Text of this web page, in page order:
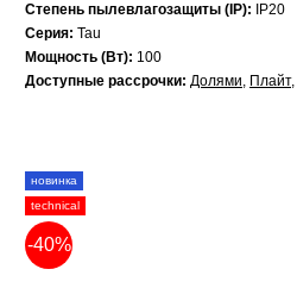
Степень пылевлагозащиты (IP):
IP20
Серия: Tau
Мощность (Вт): 100
Доступные рассрочки: Долями, Плайт,
новинка
technical
-40%